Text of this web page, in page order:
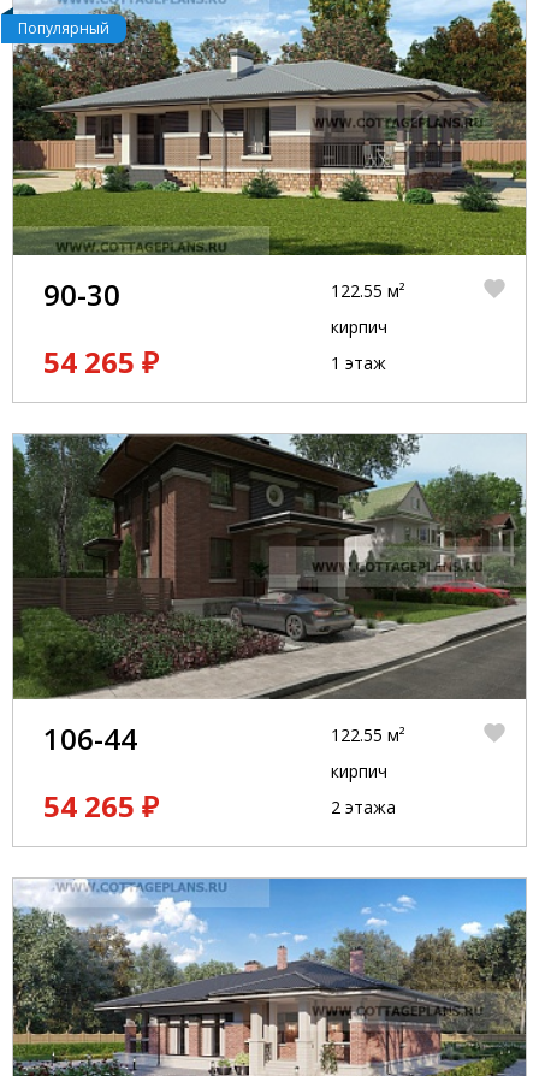
Популярный
90-30
54 265 ₽
122.55 м²
кирпич
1 этаж
106-44
54 265 ₽
122.55 м²
кирпич
2 этажа